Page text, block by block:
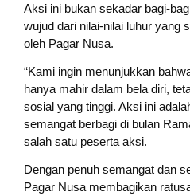
Aksi ini bukan sekadar bagi-
wujud dari nilai-nilai luhur yang
oleh Pagar Nusa.
“Kami ingin menunjukkan
hanya mahir dalam bela diri,
sosial yang tinggi. Aksi ini
semangat berbagi di bulan
salah satu peserta aksi.
Dengan penuh semangat dan
Pagar Nusa membagikan